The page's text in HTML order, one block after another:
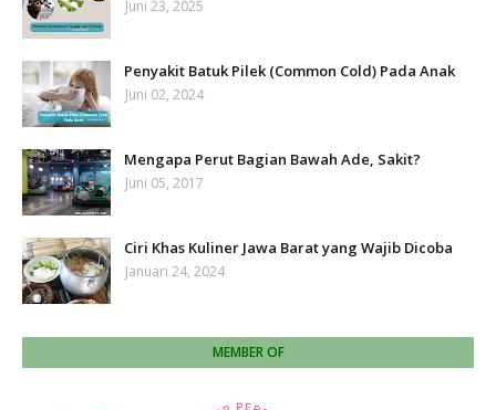
Juni 23, 2025
Penyakit Batuk Pilek (Common Cold) Pada Anak
Juni 02, 2024
Mengapa Perut Bagian Bawah Ade, Sakit?
Juni 05, 2017
Ciri Khas Kuliner Jawa Barat yang Wajib Dicoba
Januari 24, 2024
MEMBER OF